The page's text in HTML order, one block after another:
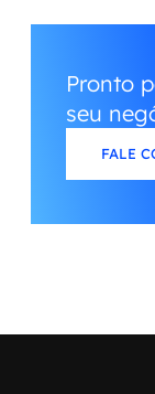
Pronto
seu
FALE